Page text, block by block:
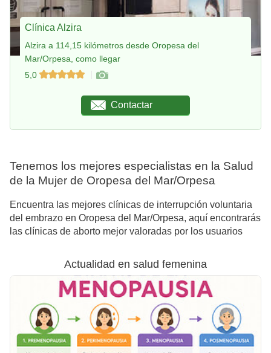
Clínica Alzira
Alzira a 114,15 kilómetros desde Oropesa del
Mar/Orpesa, como llegar
5,0
Contactar
Tenemos los mejores especialistas en la Salud
de la Mujer de Oropesa del Mar/Orpesa
Encuentra las mejores clínicas de interrupción voluntaria
del embrazo en Oropesa del Mar/Orpesa, aquí encontrarás
las clínicas de aborto mejor valoradas por los usuarios
Actualidad en salud femenina